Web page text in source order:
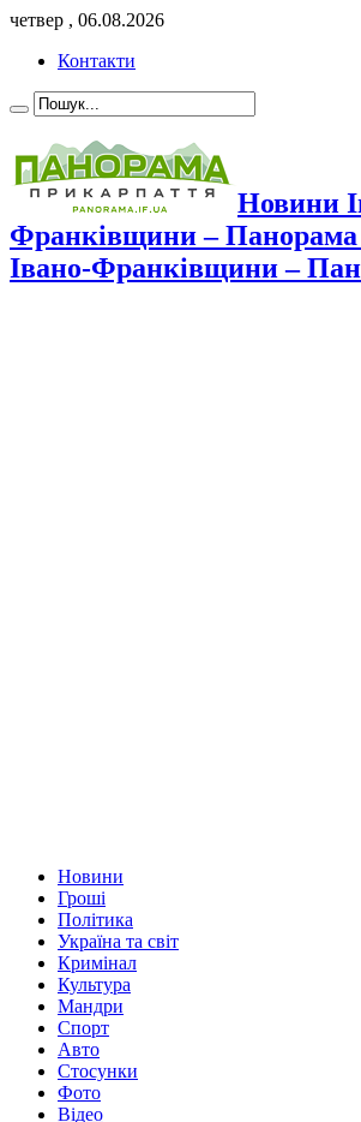
четвер , 06.08.2026
Контакти
Новини
Франківщини –
Івано-Франківщини –
Новини
Гроші
Політика
Україна та світ
Кримінал
Культура
Мандри
Спорт
Авто
Стосунки
Фото
Відео